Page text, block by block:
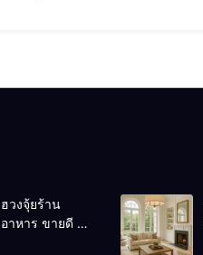
ฮวงจุ้ยร้าน
อาหาร ขายดี ยิ่ง